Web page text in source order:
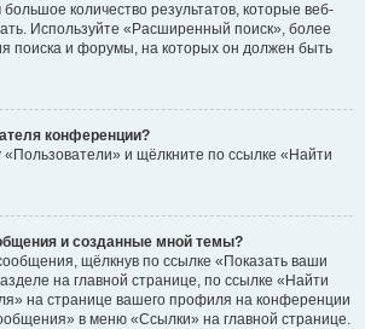
количество результатов, которые веб-
Используйте «Расширенный поиск», более
поиска и форумы, на которых он должен быть
конференции?
«Пользователи» и щёлкните по ссылке «Найти
и созданные мной темы?
щёлкнув по ссылке «Показать ваши
на главной странице, по ссылке «Найти
на странице вашего профиля на конференции
в меню «Ссылки» на главной странице.